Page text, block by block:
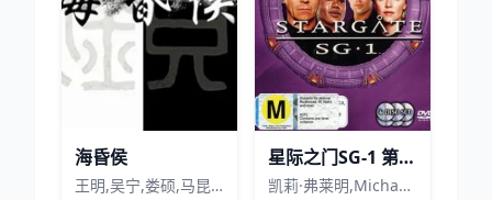
海昏侯
王明,吴宁,娄硕,马昆,魏至强
星际之门SG-1 第五季
凯莉·弗莱明,MichaelShanks,AmandaTapping